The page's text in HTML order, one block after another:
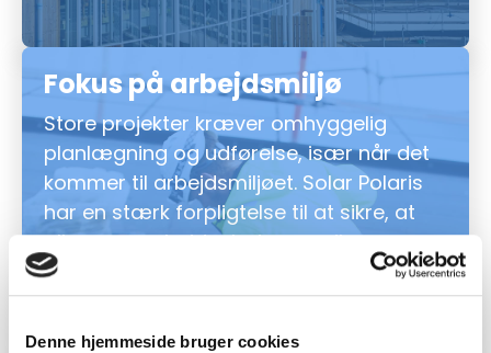
Denne hjemmeside bruger cookies
Fokus på arbejdsmiljø
Store projekter kræver omhyggelig
planlægning og udførelse, især når det
kommer til arbejdsmiljøet. Solar Polaris
har en stærk forpligtelse til at sikre, at
alle vores arbejdspladser er sikre og
sunde. Vi samarbejder direkte med
Arbejdstilsynet for at finde de bedste
løsninger og sikre overholdelse af alle